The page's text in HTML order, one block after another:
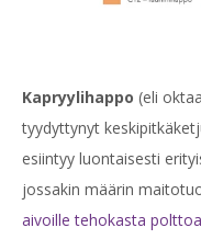
Kapryylihappo (eli
tyydyttynyt
esiintyy luontaisesti
jossakin määrin
aivoille tehokasta